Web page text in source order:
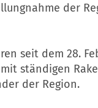
der
seit dem 28.
ständigen
der Region.